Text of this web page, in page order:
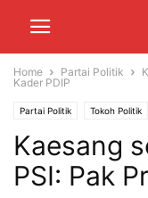
Home Partai Politik
Kader PDIP
Partai Politik Tokoh Politik
Kaesang
PSI: Pak